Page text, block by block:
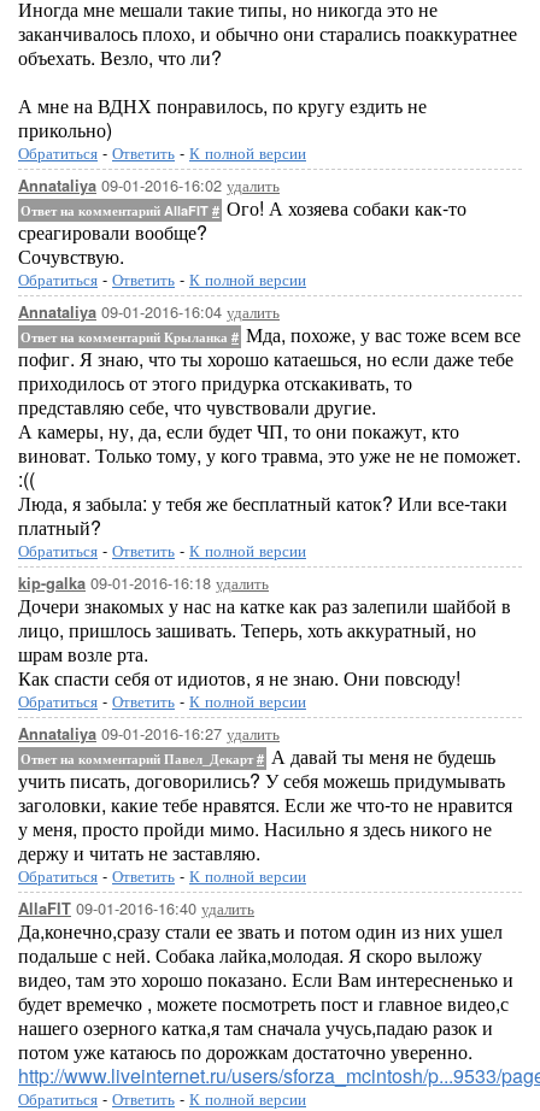
Иногда мне мешали такие типы, но никогда это не
заканчивалось плохо, и обычно они старались поаккуратнее
объехать. Везло, что ли?
А мне на ВДНХ понравилось, по кругу ездить не
прикольно)
Обратиться - Ответить - К полной версии
Annataliya 09-01-2016-16:02 удалить
Ответ на комментарий AllaFIT # Ого! А хозяева собаки как-то
среагировали вообще?
Сочувствую.
Обратиться - Ответить - К полной версии
Annataliya 09-01-2016-16:04 удалить
Ответ на комментарий Крыланка # Мда, похоже, у вас тоже всем все
пофиг. Я знаю, что ты хорошо катаешься, но если даже тебе
приходилось от этого придурка отскакивать, то
представляю себе, что чувствовали другие.
А камеры, ну, да, если будет ЧП, то они покажут, кто
виноват. Только тому, у кого травма, это уже не не поможет.
:((
Люда, я забыла: у тебя же бесплатный каток? Или все-таки
платный?
Обратиться - Ответить - К полной версии
kip-galka 09-01-2016-16:18 удалить
Дочери знакомых у нас на катке как раз залепили шайбой в
лицо, пришлось зашивать. Теперь, хоть аккуратный, но
шрам возле рта.
Как спасти себя от идиотов, я не знаю. Они повсюду!
Обратиться - Ответить - К полной версии
Annataliya 09-01-2016-16:27 удалить
Ответ на комментарий Павел_Декарт# А давай ты меня не будешь
учить писать, договорились? У себя можешь придумывать
заголовки, какие тебе нравятся. Если же что-то не нравится
у меня, просто пройди мимо. Насильно я здесь никого не
держу и читать не заставляю.
Обратиться - Ответить - К полной версии
AllaFIT 09-01-2016-16:40 удалить
Да,конечно,сразу стали ее звать и потом один из них ушел
подальше с ней. Собака лайка,молодая. Я скоро выложу
видео, там это хорошо показано. Если Вам интересненько и
будет времечко , можете посмотреть пост и главное видео,с
нашего озерного катка,я там сначала учусь,падаю разок и
потом уже катаюсь по дорожкам достаточно уверенно.
http://www.liveinternet.ru/users/sforza_mcintosh/p...9533/
Обратиться - Ответить - К полной версии